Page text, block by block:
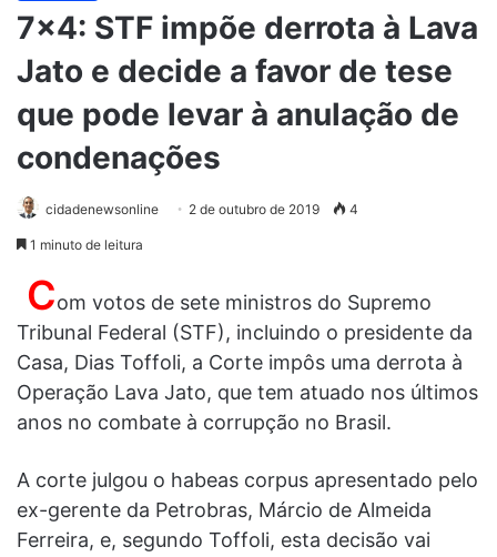
7×4: STF impõe derrota à Lava
Jato e decide a favor de tese
que pode levar à anulação de
condenações
cidadenewsonline 2 de outubro de 2019 4
1 minuto de leitura
Com votos de sete ministros do Supremo
Tribunal Federal (STF), incluindo o presidente da
Casa, Dias Toffoli, a Corte impôs uma derrota à
Operação Lava Jato, que tem atuado nos últimos
anos no combate à corrupção no Brasil.
A corte julgou o habeas corpus apresentado pelo
ex-gerente da Petrobras, Márcio de Almeida
Ferreira, e, segundo Toffoli, esta decisão vai